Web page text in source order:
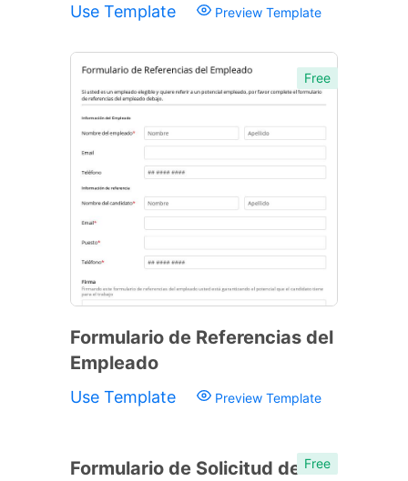
Use Template Preview Template
Free
Formulario de Referencias del
Empleado
Use Template Preview Template
Free
Formulario de Solicitud de